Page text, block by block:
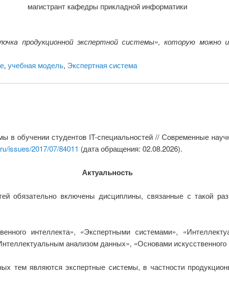
магистрант кафедры прикладной информатики
продукционной экспертной системы», которую можно
, учебная модель, Экспертная система
в обучении студентов IT-специальностей // Современные
issues/2017/07/84011 (дата обращения: 02.08.2026).
Актуальность
обязательно включены дисциплины, связанные с такой
интеллекта», «Экспертными системами»,
анализом данных», «Основами искусственного
тем являются экспертные системы, в частности